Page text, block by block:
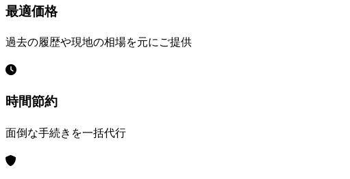
最適価格
過去の履歴や現地の相場を元にご提供
時間節約
面倒な手続きを一括代行